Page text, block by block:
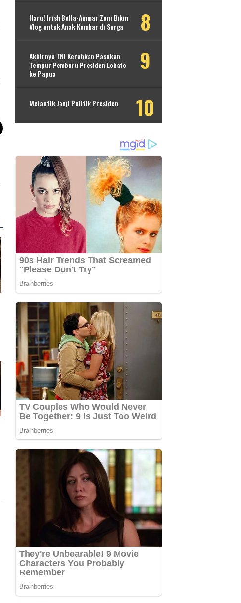
Haru! Irish Bella-Ammar Zoni Bikin
Vlog untuk Anak Kembar di Surga
Akhirnya TNI Kerahkan Pasukan
Tempur Pemburu Presiden Lobato
ke Papua
Melantik Janji Politik Presiden